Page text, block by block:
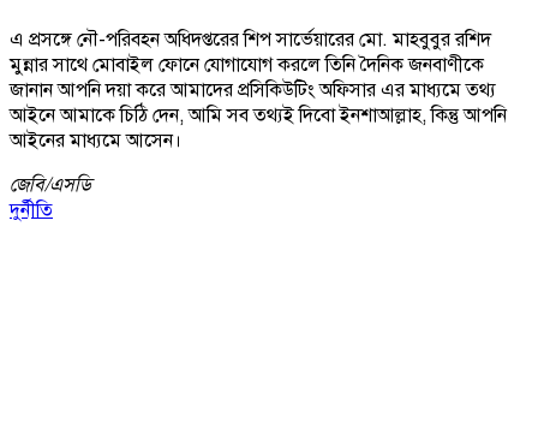
এ প্রসঙ্গে নৌ-পরিবহন অধিদপ্তরের শিপ সার্ভেয়ারের মো. মাহবুবুর রশিদ
মুন্নার সাথে মোবাইল ফোনে যোগাযোগ করলে তিনি দৈনিক জনবাণীকে
জানান আপনি দয়া করে আমাদের প্রসিকিউটিং অফিসার এর মাধ্যমে তথ্য
আইনে আমাকে চিঠি দেন, আমি সব তথ্যই দিবো ইনশাআল্লাহ, কিন্তু আপনি
আইনের মাধ্যমে আসেন।
জেবি/এসডি
দুর্নীতি